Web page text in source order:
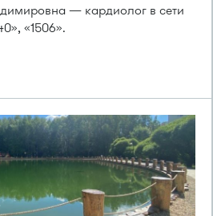
— кардиолог в сети
«1506».